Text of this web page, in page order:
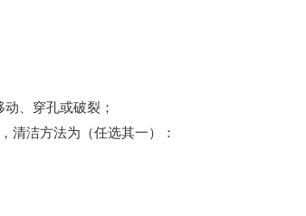
、穿孔或破裂；
清洁方法为（任选其一）：